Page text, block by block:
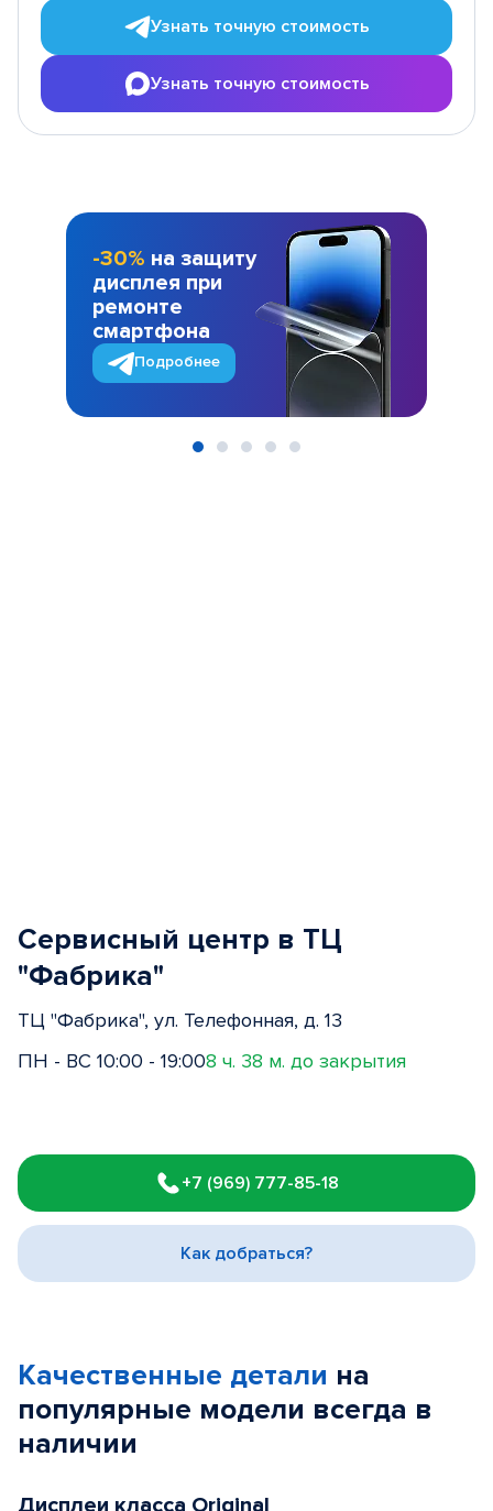
Узнать точную стоимость
Узнать точную стоимость
-30% на защиту
дисплея при
ремонте
смартфона
Подробнее
Сервисный центр в ТЦ
"Фабрика"
ТЦ "Фабрика", ул. Телефонная, д. 13
ПН - ВС 10:00 - 19:008 ч. 38 м. до закрытия
1
of
3
+7 (969) 777-85-18
Как добраться?
Качественные детали на
популярные модели всегда в
наличии
Дисплеи класса Original